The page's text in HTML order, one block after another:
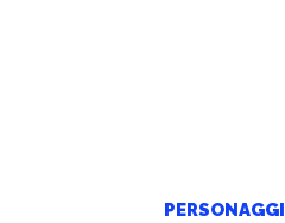
PERSONAGGI